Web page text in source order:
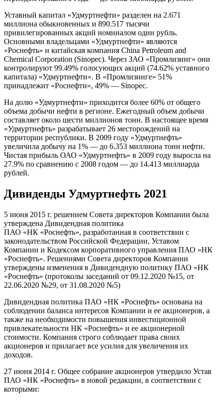
Уставный капитал «Удмуртнефти» разделен на 2.671
миллиона обыкновенных и 890.517 тысячи
привилегированных акций номиналом один рубль.
Основными владельцами «Удмуртнефти» являются
«Роснефть» и китайская компания China Petroleum and
Chemical Corporation (Sinopec). Через ЗАО «Промлизинг» они
контролируют 99.49% голосующих акций (74.62% уставного
капитала) «Удмуртнефти». В «Промлизинге» 51%
принадлежит «Роснефти», 49% — Sinopec.
На долю «Удмуртнефти» приходится более 60% от общего
объема добычи нефти в регионе. Ежегодный объем добычи
составляет около шести миллионов тонн. В настоящее время
«Удмуртнефть» разрабатывает 26 месторождений на
территории республики. В 2009 году «Удмуртнефть»
увеличила добычу на 1% — до 6.353 миллиона тонн нефти.
Чистая прибыль ОАО «Удмуртнефть» в 2009 году выросла на
27.9% по сравнению с 2008 годом — до 14.413 миллиарда
рублей.
Дивиденды Удмуртнефть 2021
5 июня 2015 г. решением Совета директоров Компании была
утверждена Дивидендная политика
ПАО «НК «Роснефть», разработанная в соответствии с
законодательством Российской Федерации, Уставом
Компании и Кодексом корпоративного управления ПАО «НК
«Роснефть». Решениями Совета директоров Компании
утверждены изменения в Дивидендную политику ПАО «НК
«Роснефть» (протоколы заседаний от 09.12.2020 №15, от
22.06.2020 №29, от 31.08.2020 №5)
Дивидендная политика ПАО «НК «Роснефть» основана на
соблюдении баланса интересов Компании и ее акционеров, а
также на необходимости повышения инвестиционной
привлекательности НК «Роснефть» и ее акционерной
стоимости. Компания строго соблюдает права своих
акционеров и прилагает все усилия для увеличения их
доходов.
27 июня 2014 г. Общее собрание акционеров утвердило Устав
ПАО «НК «Роснефть» в новой редакции, в соответствии с
которыми: